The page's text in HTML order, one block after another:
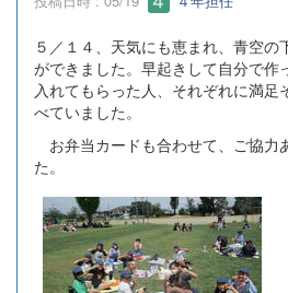
５／１４、天気にも恵まれ、青空の
ができました。早起きして自分で作
入れてもらった人、それぞれに満足
べていました。
お弁当カードも合わせて、ご協力
た。